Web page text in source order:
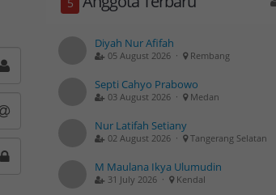
Diyah Nur Afifah
05 August 2026 · Rembang
Septi Cahyo Prabowo
03 August 2026 · Medan
Nur Latifah Setiany
02 August 2026 · Tangerang Selatan
M Maulana Ikya Ulumudin
31 July 2026 · Kendal